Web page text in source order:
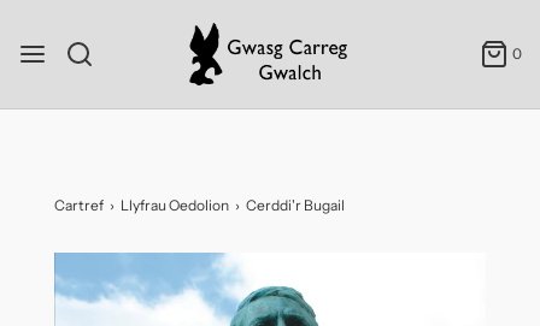
0
Cartref › Llyfrau Oedolion › Cerddi'r Bugail